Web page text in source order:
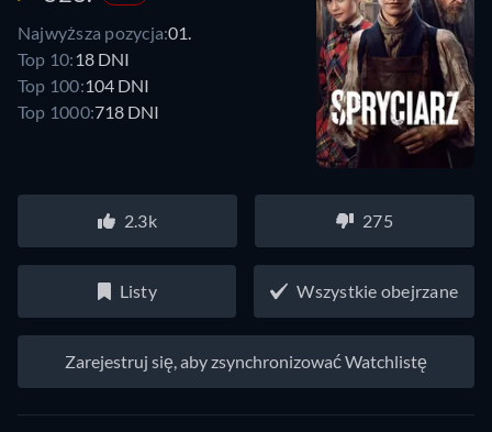
Najwyższa pozycja:01.
Top 10: 18 DNI
Top 100:104 DNI
Top 1000:718 DNI
2.3k 275
Listy Wszystkie obejrzane
Zarejestruj się, aby zsynchronizować Watchlistę